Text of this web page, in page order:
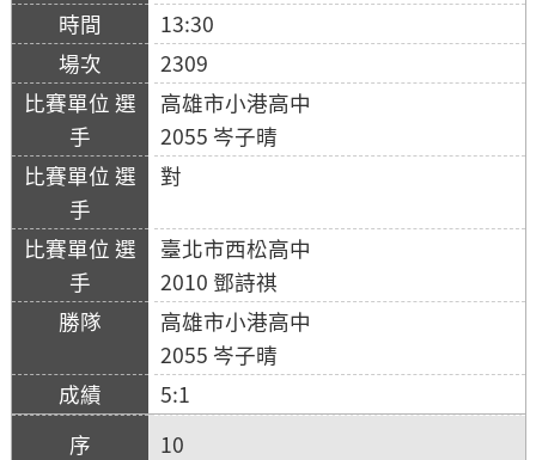
13:30
2309
高雄市小港高中
2055 岑子晴
對
臺北市西松高中
2010 鄧詩祺
高雄市小港高中
2055 岑子晴
5:1
10